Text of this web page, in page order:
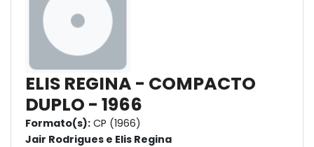
ELIS REGINA - COMPACTO
DUPLO - 1966
Formato(s): CP (1966)
Jair Rodrigues e Elis Regina